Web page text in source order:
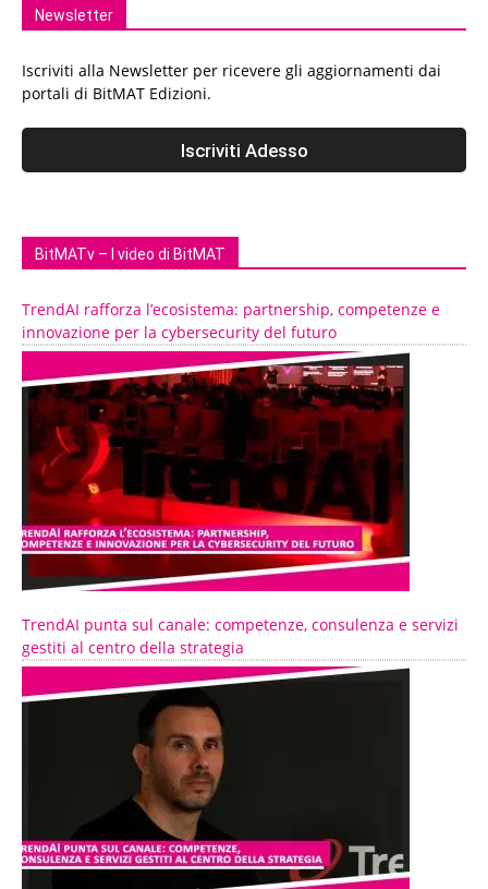
Newsletter
Iscriviti alla Newsletter per ricevere gli aggiornamenti dai
portali di BitMAT Edizioni.
BitMATv – I video di BitMAT
TrendAI rafforza l’ecosistema: partnership, competenze e
innovazione per la cybersecurity del futuro
TrendAI punta sul canale: competenze, consulenza e servizi
gestiti al centro della strategia